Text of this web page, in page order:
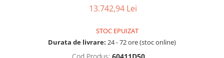
Microfoane & Casti Gaming
Scaune Gaming
13.742,94 Lei
STOC EPUIZAT
Durata de livrare: 24 - 72 ore (stoc online)